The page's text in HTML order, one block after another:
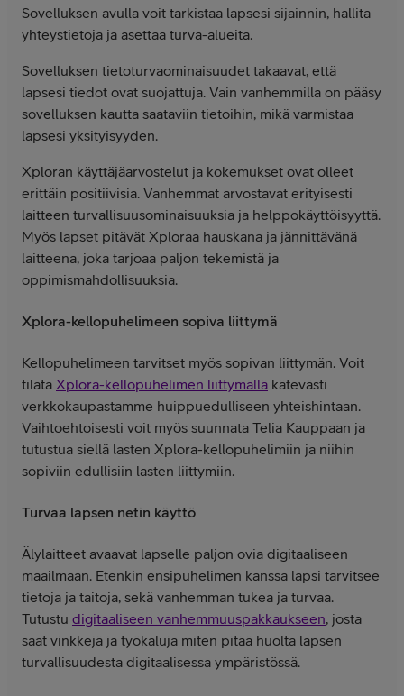
Sovelluksen avulla voit tarkistaa lapsesi sijainnin, hallita
yhteystietoja ja asettaa turva-alueita.
Sovelluksen tietoturvaominaisuudet takaavat, että
lapsesi tiedot ovat suojattuja. Vain vanhemmilla on pääsy
sovelluksen kautta saataviin tietoihin, mikä varmistaa
lapsesi yksityisyyden.
Xploran käyttäjäarvostelut ja kokemukset ovat olleet
erittäin positiivisia. Vanhemmat arvostavat erityisesti
laitteen turvallisuusominaisuuksia ja helppokäyttöisyyttä.
Myös lapset pitävät Xploraa hauskana ja jännittävänä
laitteena, joka tarjoaa paljon tekemistä ja
oppimismahdollisuuksia.
Xplora-kellopuhelimeen sopiva liittymä
Kellopuhelimeen tarvitset myös sopivan liittymän. Voit
tilata Xplora-kellopuhelimen liittymällä kätevästi
verkkokaupastamme huippuedulliseen yhteishintaan.
Vaihtoehtoisesti voit myös suunnata Telia Kauppaan ja
tutustua siellä lasten Xplora-kellopuhelimiin ja niihin
sopiviin edullisiin lasten liittymiin.
Turvaa lapsen netin käyttö
Älylaitteet avaavat lapselle paljon ovia digitaaliseen
maailmaan. Etenkin ensipuhelimen kanssa lapsi tarvitsee
tietoja ja taitoja, sekä vanhemman tukea ja turvaa.
Tutustu digitaaliseen vanhemmuuspakkaukseen, josta
saat vinkkejä ja työkaluja miten pitää huolta lapsen
turvallisuudesta digitaalisessa ympäristössä.